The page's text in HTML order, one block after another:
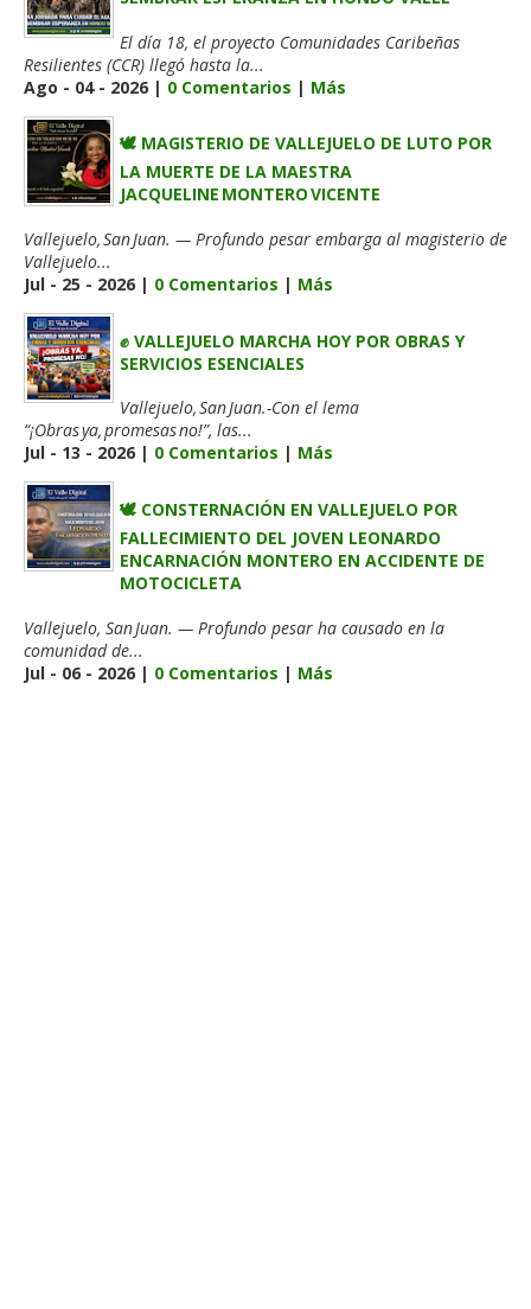
El día 18, el proyecto Comunidades Caribeñas
Resilientes (CCR) llegó hasta la...
Ago - 04 - 2026 | 0 Comentarios | Más
🕊️ MAGISTERIO DE VALLEJUELO DE LUTO POR
LA MUERTE DE LA MAESTRA
JACQUELINE MONTERO VICENTE
Vallejuelo, San Juan. — Profundo pesar embarga al magisterio de
Vallejuelo...
Jul - 25 - 2026 | 0 Comentarios | Más
✊ VALLEJUELO MARCHA HOY POR OBRAS Y
SERVICIOS ESENCIALES
Vallejuelo, San Juan.-Con el lema
“¡Obras ya, promesas no!”, las...
Jul - 13 - 2026 | 0 Comentarios | Más
🕊️ CONSTERNACIÓN EN VALLEJUELO POR
FALLECIMIENTO DEL JOVEN LEONARDO
ENCARNACIÓN MONTERO EN ACCIDENTE DE
MOTOCICLETA
Vallejuelo, San Juan. — Profundo pesar ha causado en la
comunidad de...
Jul - 06 - 2026 | 0 Comentarios | Más